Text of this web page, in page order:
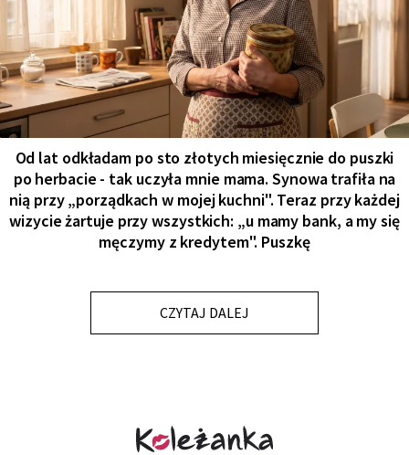
Od lat odkładam po sto złotych miesięcznie do puszki
po herbacie - tak uczyła mnie mama. Synowa trafiła na
nią przy „porządkach w mojej kuchni". Teraz przy każdej
wizycie żartuje przy wszystkich: „u mamy bank, a my się
męczymy z kredytem". Puszkę
CZYTAJ DALEJ